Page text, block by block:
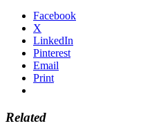
Facebook
X
LinkedIn
Pinterest
Email
Print
Related